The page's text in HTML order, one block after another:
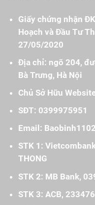
Giấy chứng nhận
Hoạch và Đầu Tư
27/05/2020
Địa chỉ: ngõ 204,
Bà Trưng, Hà Nội
Chủ Sở Hữu
SĐT: 0399975951
Email:
STK 1:
THONG
STK 2: MB Bank,
STK 3: ACB,